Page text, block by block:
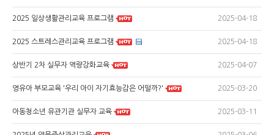
2025 일상생활관리교육 프로그램 2025-04-18
2025 스트레스관리교육 프로그램 2025-04-18
상반기 2차 실무자 역량강화교육 2025-04-07
영유아 부모교육 '우리 아이 자기효능감은 어떨까?' 2025-03-20
아동청소년 유관기관 실무자 교육 2025-03-11